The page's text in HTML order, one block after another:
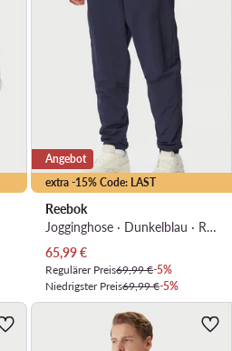
extra -15% Code: LAST
Angebot
Reebok
Jogginghose · Dunkelblau · Regular Fit
Aktueller Preis
65,99€
Regulärer Preis69,99 €-5%
Niedrigster Preis69,99 €-5%